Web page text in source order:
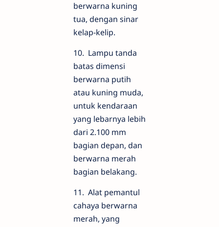
berwarna kuning
tua, dengan sinar
kelap-kelip.
10. Lampu tanda
batas dimensi
berwarna putih
atau kuning muda,
untuk kendaraan
yang lebarnya lebih
dari 2.100 mm
bagian depan, dan
berwarna merah
bagian belakang.
11. Alat pemantul
cahaya berwarna
merah, yang